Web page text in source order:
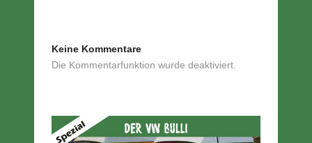
Keine Kommentare
Die Kommentarfunktion wurde deaktiviert.